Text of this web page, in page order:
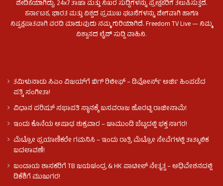
ವೇದಿಕೆಯಾಗಿದ್ದು, 24x7 ತಾಜಾ ಮತ್ತು ನಿಖರ ಸುದ್ದಿಗಳನ್ನು ಪ್ರೇಕ್ಷಕರಿಗೆ ತಲುಪಿಸುತ್ತದೆ.
ಕರ್ನಾಟಕ, ಭಾರತ ಮತ್ತು ವಿಶ್ವದ ಪ್ರಮುಖ ಘಟನೆಗಳನ್ನು ವೇಗವಾಗಿ ಹಾಗೂ
ನಿಷ್ಪಕ್ಷಪಾತವಾಗಿ ವರದಿ ಮಾಡುವುದು ನಮ್ಮ ಗುರಿಯಾಗಿದೆ. Freedom TV Live — ನಿಮ್ಮ
ವಿಶ್ವಾಸದ ಲೈವ್ ಸುದ್ದಿ ವಾಹಿನಿ.
ತಮಿಳುನಾಡು ಸಿಎಂ ವಿಜಯ್‌ಗೆ ಬಿಗ್ ರಿಲೀಫ್ – ಡಿವೋರ್ಸ್ ಅರ್ಜಿ ಹಿಂಪಡೆದ
ಪತ್ನಿ ಸಂಗೀತಾ!
ವಿಧಾನ ಪರಿಷತ್ ಸಭಾಪತಿ ಸ್ಥಾನಕ್ಕೆ ಬಸವರಾಜ ಹೊರಟ್ಟಿ ರಾಜೀನಾಮೆ!
ಇಂದು ಕೊನೆಯ ಆಷಾಢ ಶುಕ್ರವಾರ – ಚಾಮುಂಡಿ ಬೆಟ್ಟದಲ್ಲಿ ಭಕ್ತ ಸಾಗರ!
ಮೆಟ್ರೋ ಪ್ರಯಾಣಿಕರೇ ಗಮನಿಸಿ – ಇಂದು ರಾತ್ರಿ ಮೆಟ್ರೋ ಸೇವೆಗಳಲ್ಲಿ ತಾತ್ಕಾಲಿಕ
ಬದಲಾವಣೆ!
ಬಂಡಾಯ ಶಾಸಕರಿಗೆ TB ಜಯಚಂದ್ರ & HK ಪಾಟೀಲ್ ನೇತೃತ್ವ – ಅಧಿವೇಶನದಲ್ಲಿ
ಡಿಕೆಶಿಗೆ ಮುಜುಗರ!